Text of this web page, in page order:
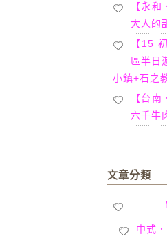
【永
大人的
【15
區半日
小鎮+石之
【台
六千牛
文章分類
———
中式